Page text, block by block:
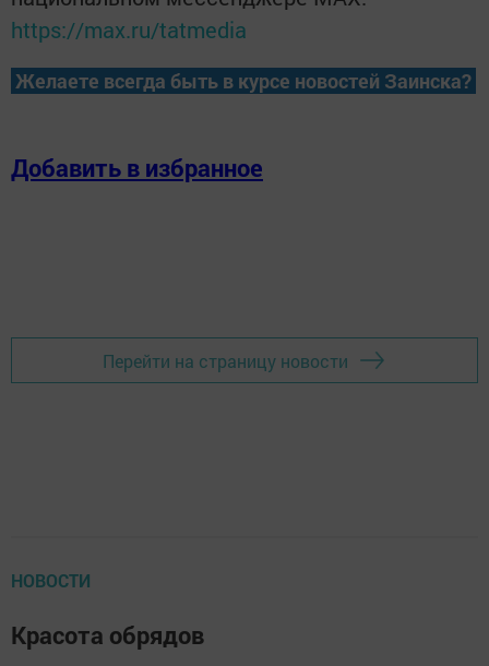
https://max.ru/tatmedia
Желаете всегда быть в курсе новостей Заинска?
Добавить в избранное
Перейти на страницу новости
НОВОСТИ
Красота обрядов